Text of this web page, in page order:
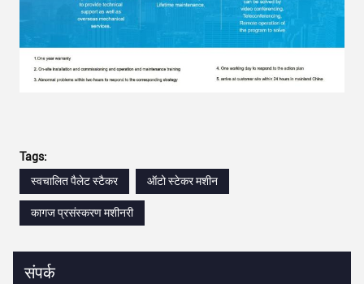
Tags:
स्वचालित पैलेट स्टैकर
ऑटो स्टेकर मशीन
कागज प्रसंस्करण मशीनरी
संपर्क